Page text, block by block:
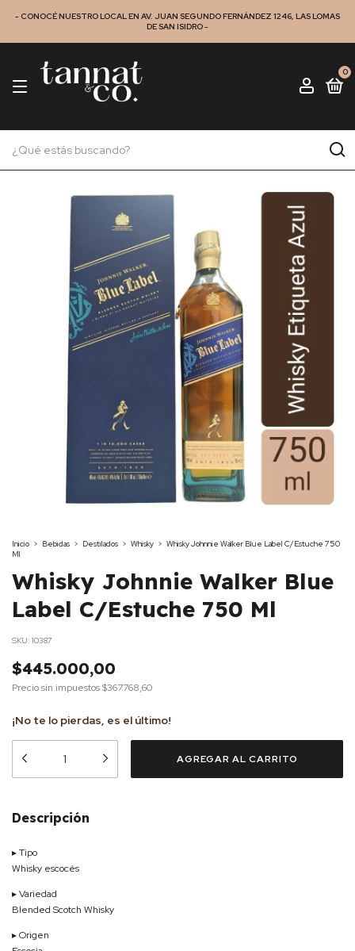
- CONOCÉ NUESTRO LOCAL EN AV. JUAN SEGUNDO FERNÁNDEZ 1246, LAS LOMAS
DE SAN ISIDRO -
0
Inicio > Bebidas > Destilados > Whisky > Whisky Johnnie Walker Blue Label C/Estuche 750
Ml
Whisky Johnnie Walker Blue
Label C/Estuche 750 Ml
SKU: 10387
$445.000,00
Precio sin impuestos$367.768,60
¡No te lo pierdas, es el último!
Descripción
▸ Tipo
Whisky escocés
▸ Variedad
Blended Scotch Whisky
▸ Origen